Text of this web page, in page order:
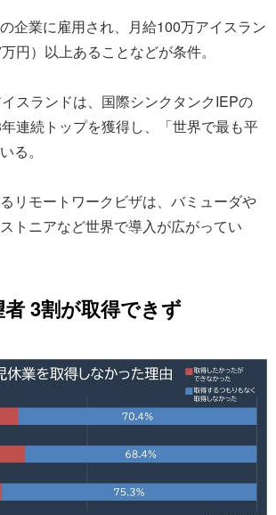
企業に雇用され、月給100万アイスラン
円）以上あることなどが条件。
スランドは、国際シンクタンクIEPの
年連続トップを獲得し、「世界で最も平
る。
リモートワークビザは、バミューダや
トニアなど世界で導入が広がってい
3割が取得できず